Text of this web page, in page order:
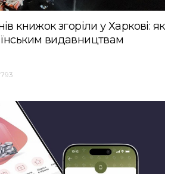
книжок згоріли у Харкові: як
видавництвам
793